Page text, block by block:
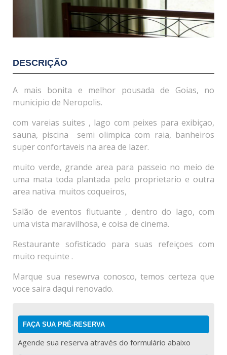
DESCRIÇÃO
A mais bonita e melhor pousada de Goias, no
municipio de Neropolis.
com vareias suites , lago com peixes para exibiçao,
sauna, piscina semi olimpica com raia, banheiros
super confortaveis na area de lazer.
muito verde, grande area para passeio no meio de
uma mata toda plantada pelo proprietario e outra
area nativa. muitos coqueiros,
Salão de eventos flutuante , dentro do lago, com
uma vista maravilhosa, e coisa de cinema.
Restaurante sofisticado para suas refeiçoes com
muito requinte .
Marque sua resewrva conosco, temos certeza que
voce saira daqui renovado.
FAÇA SUA PRÉ-RESERVA
Agende sua reserva através do formulário abaixo